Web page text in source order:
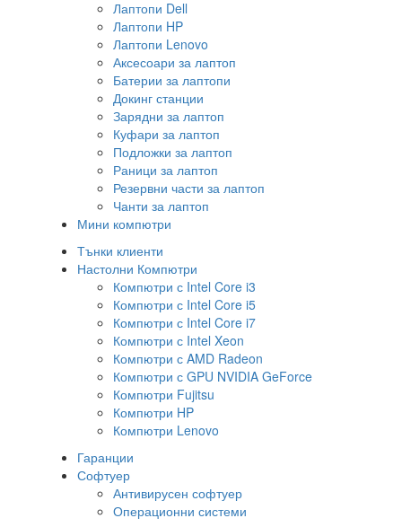
Лаптопи Dell
Лаптопи HP
Лаптопи Lenovo
Аксесоари за лаптоп
Батерии за лаптопи
Докинг станции
Зарядни за лаптоп
Куфари за лаптоп
Подложки за лаптоп
Раници за лаптоп
Резервни части за лаптоп
Чанти за лаптоп
Мини компютри
Тънки клиенти
Настолни Компютри
Компютри с Intel Core i3
Компютри с Intel Core i5
Компютри с Intel Core i7
Компютри с Intel Xeon
Компютри с AMD Radeon
Компютри с GPU NVIDIA GeForce
Компютри Fujitsu
Компютри HP
Компютри Lenovo
Гаранции
Софтуер
Антивирусен софтуер
Операционни системи